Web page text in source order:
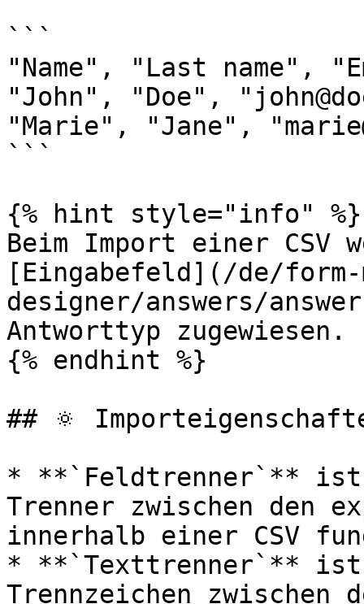
```
"Name", "Last name",
"John", "Doe",
"Marie", "Jane",
```
{% hint style="info" %}
Beim Import einer CSV
[Eingabefeld](/de/form-
designer/answers/
Antworttyp zugewiesen.
{% endhint %}
## 🔅
* **`Feldtrenner`** ist
Trenner zwischen den
innerhalb einer CSV
* **`Texttrenner`** ist
Trennzeichen